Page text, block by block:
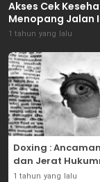
Akses Cek
Menopang Jalan
1 tahun yang lalu
Doxing :
dan Jerat
1 tahun yang lalu